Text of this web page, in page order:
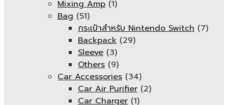
Mixing Amp (1)
Bag (51)
กระเป๋าสำหรับ Nintendo Switch (7)
Backpack (29)
Sleeve (3)
Others (9)
Car Accessories (34)
Car Air Purifier (2)
Car Charger (1)